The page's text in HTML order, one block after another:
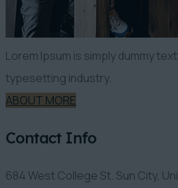
Lorem Ipsum is simply dummy
typesetting industry.
ABOUT MORE
Contact Info
684 West College St. Sun City,